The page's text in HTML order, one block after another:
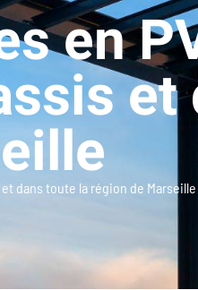
en
dans toute la région de Marseille